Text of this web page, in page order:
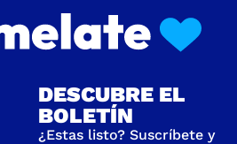
DESCUBRE EL
BOLETÍN
¿Estas listo? Suscríbete y